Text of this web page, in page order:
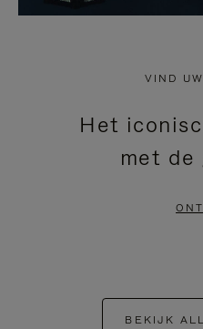
VIND
Het
met de
BEKIJK